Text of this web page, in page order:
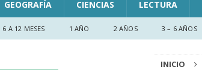
GEOGRAFÍA CIENCIAS LECTURA
6 A 12 MESES 1 AÑO 2 AÑOS 3 – 6 AÑOS
INICIO